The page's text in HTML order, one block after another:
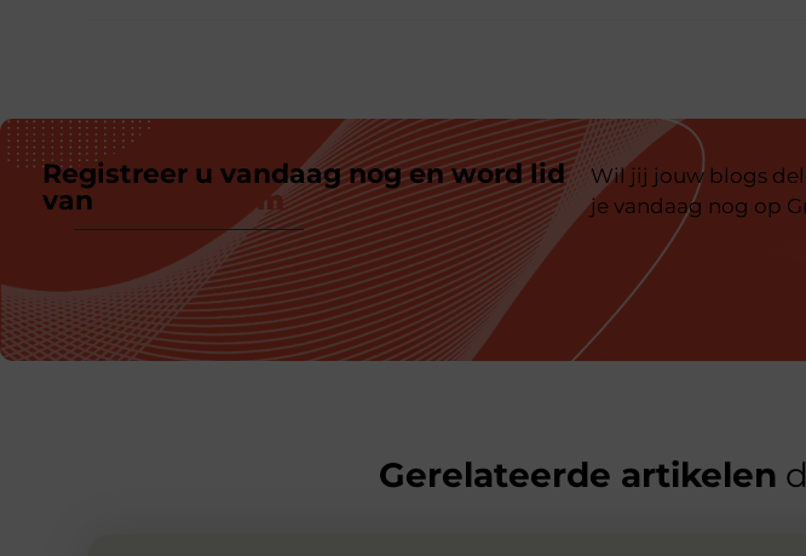
Registreer u vandaag nog en word lid
van
ons platform
Wil jij jouw blogs
je vandaag nog op
Gerelateerde artikelen